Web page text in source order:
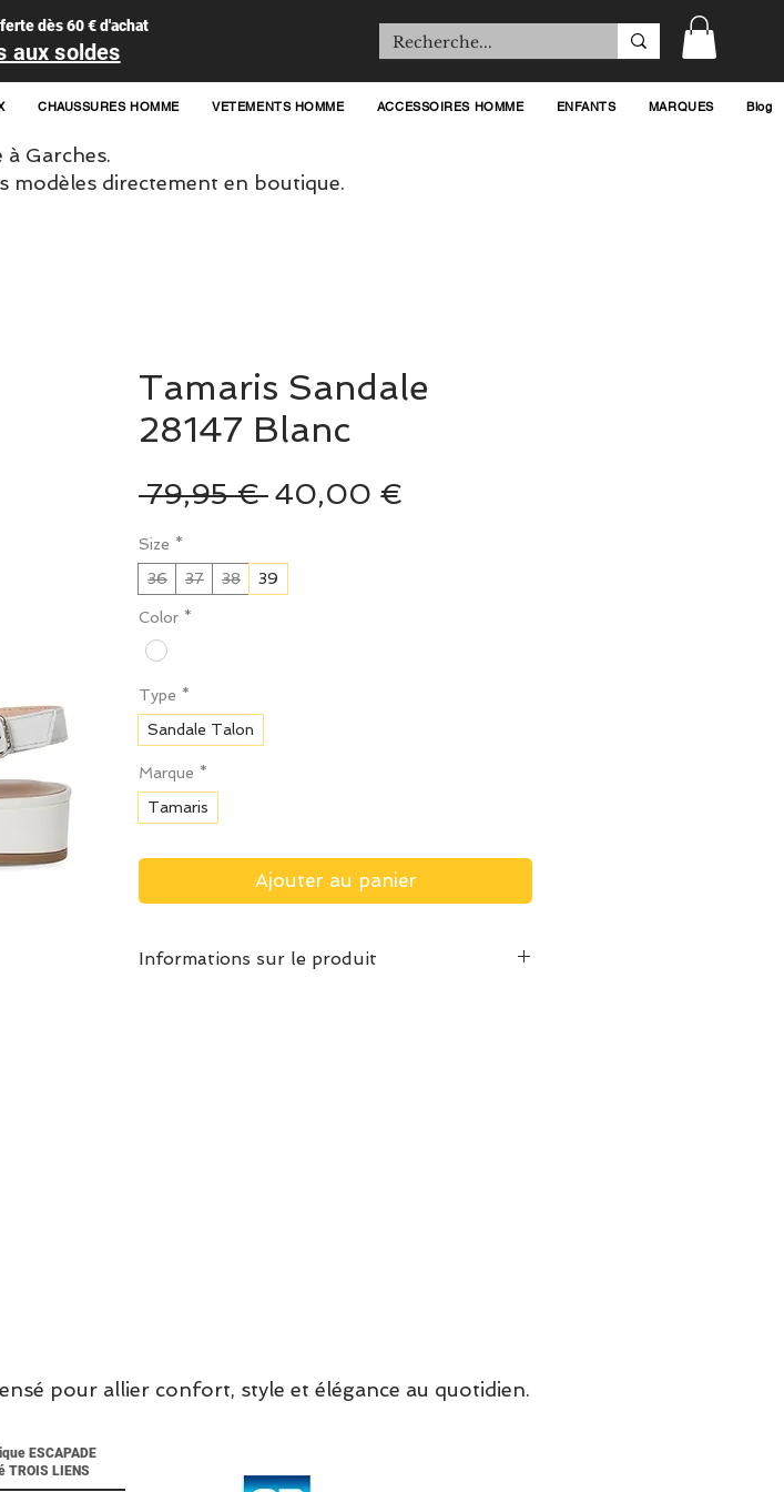
dès 60 € d'achat
aux soldes
CHAUSSURES HOMME VETEMENTS HOMME ACCESSOIRES HOMME ENFANTS MARQUES Blog
Garches.
modèles directement en boutique.
Tamaris Sandale
28147 Blanc
79,95 € Prix
40,00 €
Size *
36
37 38 39
Color *
Type *
Sandale Talon
Marque *
Tamaris
Ajouter au panier
Informations sur le produit
pour allier confort, style et élégance au quotidien.
ESCAPADE
TROIS LIENS